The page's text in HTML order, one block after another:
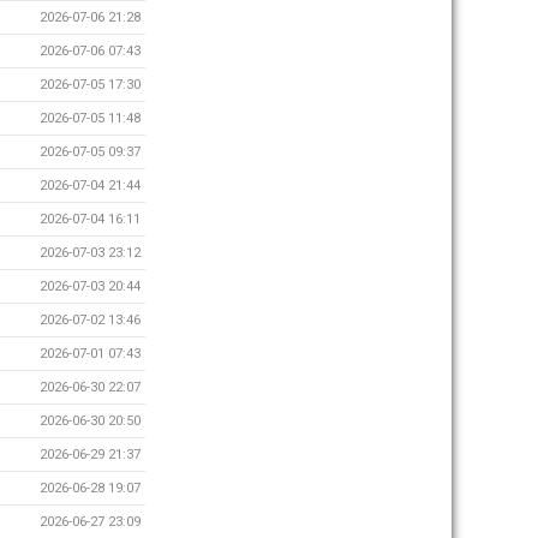
2026-07-06 21:28
2026-07-06 07:43
2026-07-05 17:30
2026-07-05 11:48
2026-07-05 09:37
2026-07-04 21:44
2026-07-04 16:11
2026-07-03 23:12
2026-07-03 20:44
2026-07-02 13:46
2026-07-01 07:43
2026-06-30 22:07
2026-06-30 20:50
2026-06-29 21:37
2026-06-28 19:07
2026-06-27 23:09